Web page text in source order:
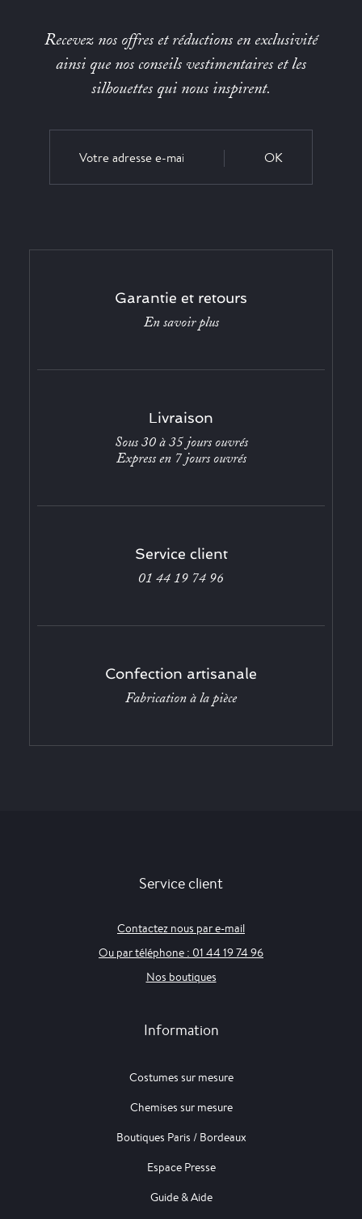
Recevez nos offres et réductions en exclusivité
ainsi que nos conseils vestimentaires et les
silhouettes qui nous inspirent.
OK
Garantie et retours
En savoir plus
Livraison
Sous 30 à 35 jours ouvrés
Express en 7 jours ouvrés
Service client
01 44 19 74 96
Confection artisanale
Fabrication à la pièce
Service client
Contactez nous par e-mail
Ou par téléphone : 01 44 19 74 96
Nos boutiques
Information
Costumes sur mesure
Chemises sur mesure
Boutiques Paris / Bordeaux
Espace Presse
Guide & Aide